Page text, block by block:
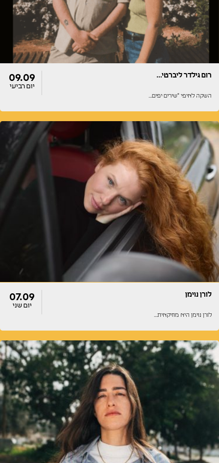
רום גילדר ליברטי…
השקה לאיפי "שירים יפים…
09.09
יום רביעי
דלתות
20:00
הופעה
20:00
לורן נוימן
לורן נוימן היא מוזיקאית…
07.09
יום שני
דלתות
20:00
הופעה
20:00